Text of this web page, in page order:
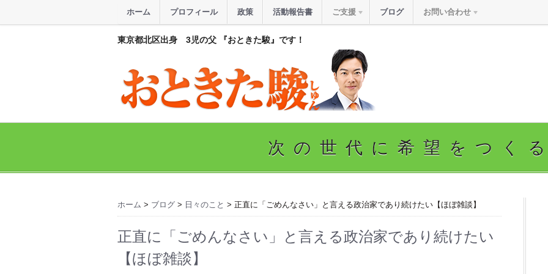
東京都北区出身 3児の父 『おときた駿』です！
ホーム プロフィール 政策 活動報告書 ご支援 ブログ お問い合わせ
次の世代に希望をつく
ホーム > ブログ > 日々のこと > 正直に「ごめんなさい」と言える政治家であり続けたい【ほぼ雑談】
正直に「ごめんなさい」と言える政治家であり続けたい
【ほぼ雑談】